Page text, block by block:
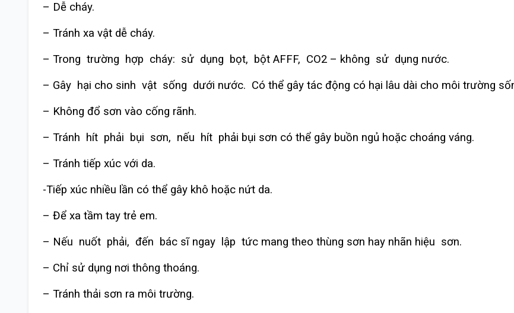
– Dễ cháy.
– Tránh xa vật dễ cháy.
– Trong trường hợp cháy: sử dụng bọt, bột AFFF, CO2 – không sử dụng nước.
– Gây hại cho sinh vật sống dưới nước. Có thể gây tác động có hại lâu dài cho môi trường
– Không đổ sơn vào cống rãnh.
– Tránh hít phải bụi sơn, nếu hít phải bụi sơn có thể gây buồn ngủ hoặc choáng váng.
– Tránh tiếp xúc với da.
-Tiếp xúc nhiều lần có thể gây khô hoặc nứt da.
– Để xa tầm tay trẻ em.
– Nếu nuốt phải, đến bác sĩ ngay lập tức mang theo thùng sơn hay nhãn hiệu sơn.
– Chỉ sử dụng nơi thông thoáng.
– Tránh thải sơn ra môi trường.